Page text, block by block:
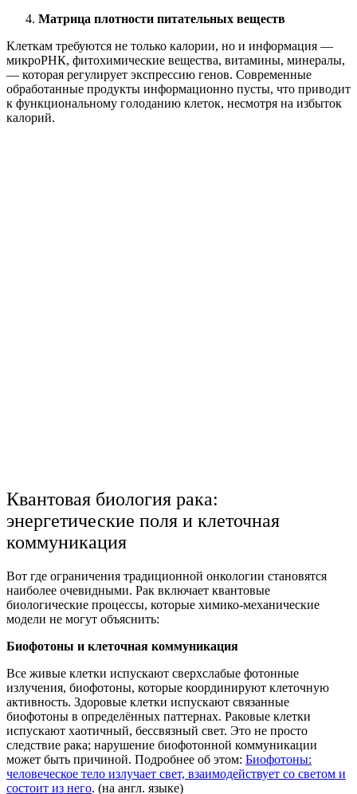
Матрица плотности питательных веществ
Клеткам требуются не только калории, но и информация —
микроРНК, фитохимические вещества, витамины, минералы,
— которая регулирует экспрессию генов. Современные
обработанные продукты информационно пусты, что приводит
к функциональному голоданию клеток, несмотря на избыток
калорий.
Квантовая биология рака:
энергетические поля и клеточная
коммуникация
Вот где ограничения традиционной онкологии становятся
наиболее очевидными. Рак включает квантовые
биологические процессы, которые химико-механические
модели не могут объяснить:
Биофотоны и клеточная коммуникация
Все живые клетки испускают сверхслабые фотонные
излучения, биофотоны, которые координируют клеточную
активность. Здоровые клетки испускают связанные
биофотоны в определённых паттернах. Раковые клетки
испускают хаотичный, бессвязный свет. Это не просто
следствие рака; нарушение биофотонной коммуникации
может быть причиной. Подробнее об этом: Биофотоны:
человеческое тело излучает свет, взаимодействует со светом и
состоит из него. (на англ. языке)